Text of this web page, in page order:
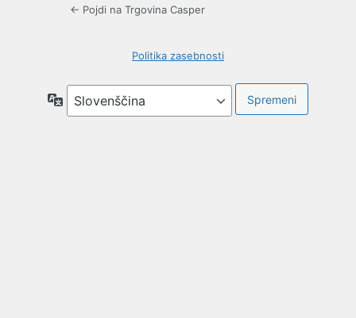
← Pojdi na Trgovina Casper
Politika zasebnosti
Jezik